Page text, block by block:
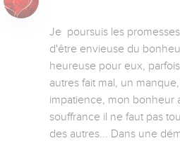
Je  poursuis les
d'être envieuse du
heureuse pour eux,
autres fait mal, un
impatience, mon bonheur
souffrance il ne faut pas
des autres... Dans une